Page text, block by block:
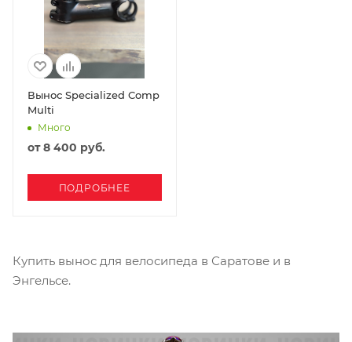
Вынос Specialized Comp
Multi
Много
от8 400 руб.
ПОДРОБНЕЕ
Купить вынос для велосипеда в Саратове и в
Энгельсе.